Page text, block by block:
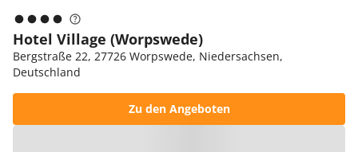
Hotel Village (Worpswede)
Bergstraße 22, 27726 Worpswede, Niedersachsen,
Deutschland
Zu den Angeboten